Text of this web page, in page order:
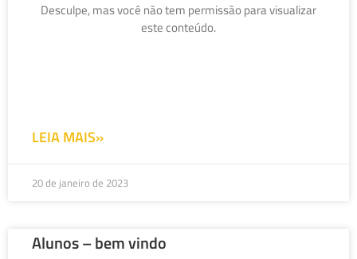
Desculpe, mas você não tem permissão para visualizar
este conteúdo.
LEIA MAIS»
20 de janeiro de 2023
Alunos – bem vindo